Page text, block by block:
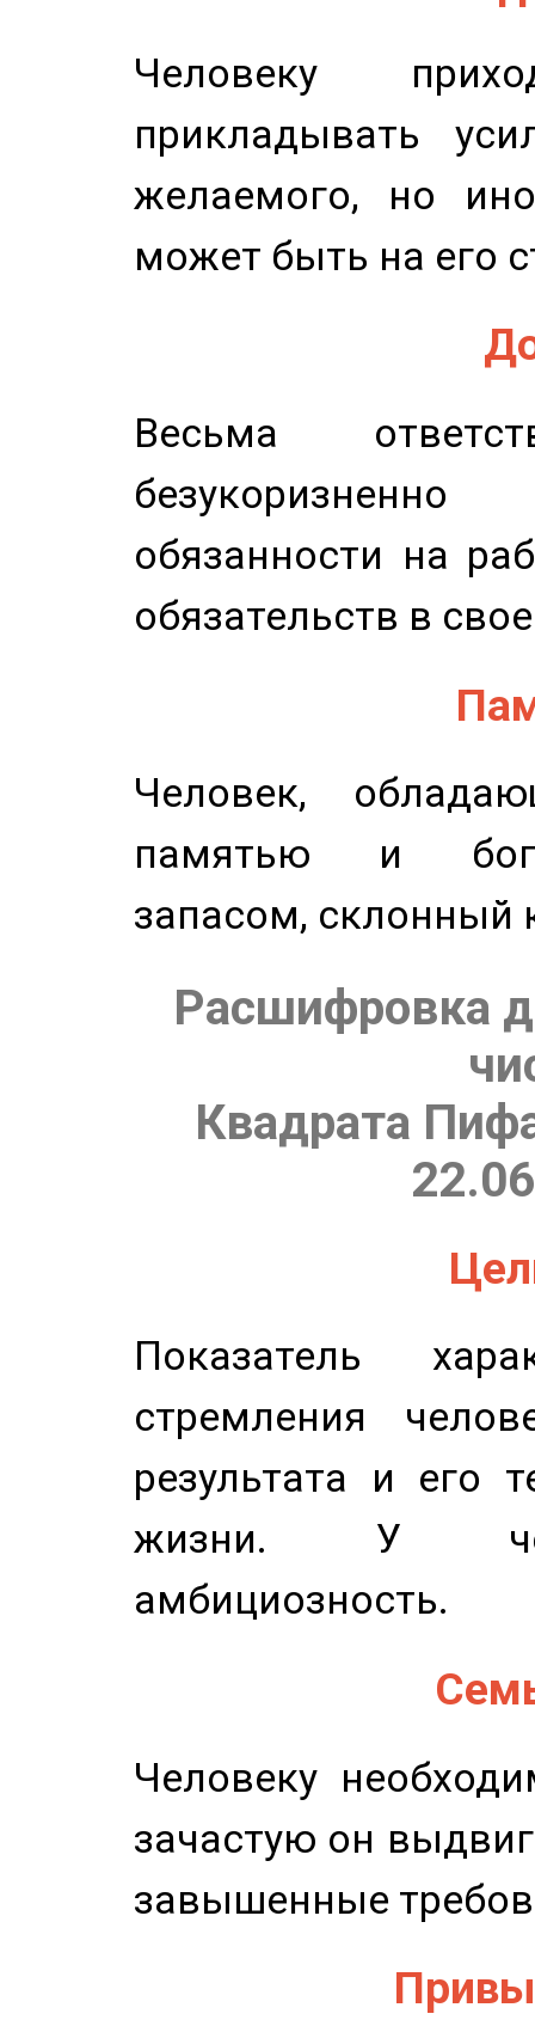
Человеку
прикладывать
желаемого, но
может быть на его
Весьма
обязанности на
обязательств в
Человек,
памятью и
запасом, склонный
Расшифровка
Квадрата
Показатель
стремления
результата и его
жизни. У
амбициозность.
Человеку
зачастую он
завышенные